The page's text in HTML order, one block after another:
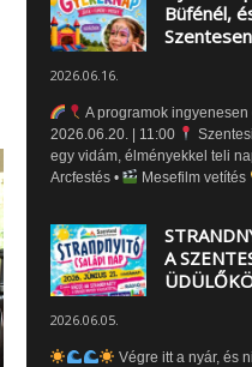
Büfénél,
2026.06.16.
A programok
2026.06.20. | 11:00
egy vidám, élményekkel teli
Arcfestés •
Mesefilm vetítés
A
2026.06.05.
Végre itt a nyár, és